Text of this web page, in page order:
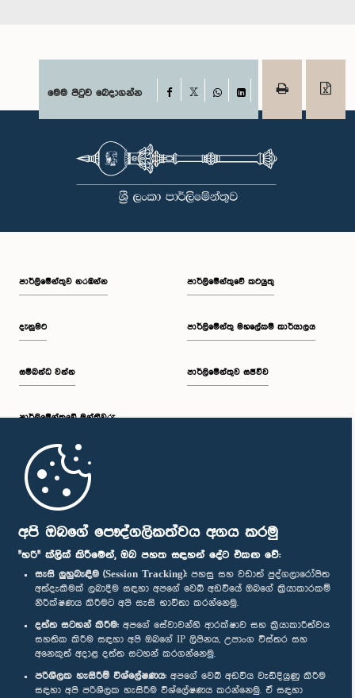
අපි ඔබගේ පෞද්ගලිකත්වය අගය කරමු
"හරි" ක්ලික් කිරීමෙන්, ඔබ පහත සඳහන් දේට එකඟ වේ:
සැසි ලුහුබැඳීම (Session Tracking): පහසු සහ වඩාත් පුද්ගලාරෝපිත
අත්දැකීමක් ලබාදීම සඳහා අපගේ වෙබ් අඩවියේ ඔබගේ ක්‍රියාකාරකම්
නිරීක්ෂණය කිරීමට අපි සැසි භාවිතා කරන්නෙමු.
දත්ත සටහන් කිරීම: අපගේ සේවාවන්හි ආරක්ෂාව සහ ක්‍රියාකාරීත්වය
සහතික කිරීම සඳහා අපි ඔබගේ IP ලිපිනය, උපාංග විස්තර සහ
අනෙකුත් අදාළ දත්ත සටහන් කරගන්නෙමු.
පරිශීලක හැසිරීම් විශ්ලේෂණය: අපගේ වෙබ් අඩවිය වැඩිදියුණු කිරීම
සඳහා අපි පරිශීලක හැසිරීම විශ්ලේෂණය කරන්නෙමු. ඒ සඳහා
මෙම පිටුව බෙදාගන්න Facebook
WhatsAppLinkedIn
පාර්ලි‌මේන්තුව නරඹන්න
දැනුමට
සම්බන්ධ වන්න
පාර්ලි‌මේන්තුවේ මන්ත්‍රීවරු
මුල් පිටුව
පාර්ලිමේන්තුවේ කටයුතු
පාර්ලිමේන්තු මහලේකම් කාර්යාලය
පාර්ලිමේන්තුව සජීවීව
පාර්ලිමේන්තු ජංගම යෙදුම
අප හා සම්බන්ධ වී සිටින්න :
සම්මාන